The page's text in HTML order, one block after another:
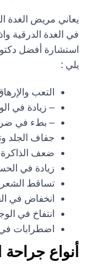
يعاني مريض
في الغدة الدرقية
استشارة أفضل
يلي :
التعب
– زيادة في
– بطء في
جفاف الجلد
ضعف الذاكرة
زيادة في
تساقط
انخفاض في
انتفاخ في
اضطرابات في
أنواع جراحة